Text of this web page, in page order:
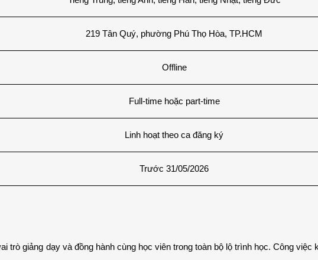
219 Tân Quý, phường Phú Thọ Hòa, TP.HCM
Offline
Full-time hoặc part-time
Linh hoạt theo ca đăng ký
Trước 31/05/2026
trò giảng dạy và đồng hành cùng học viên trong toàn bộ lộ trình học. Công